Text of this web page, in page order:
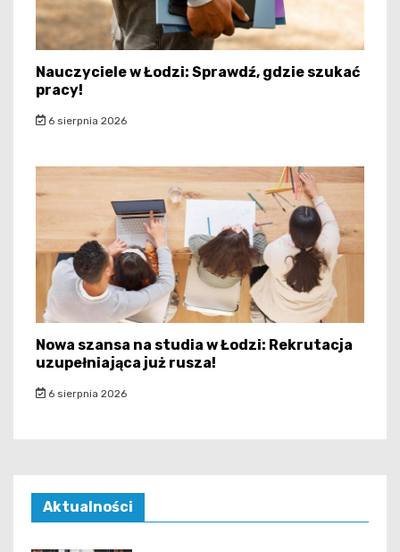
Nauczyciele w Łodzi: Sprawdź, gdzie szukać
pracy!
6 sierpnia 2026
Nowa szansa na studia w Łodzi: Rekrutacja
uzupełniająca już rusza!
6 sierpnia 2026
Aktualności